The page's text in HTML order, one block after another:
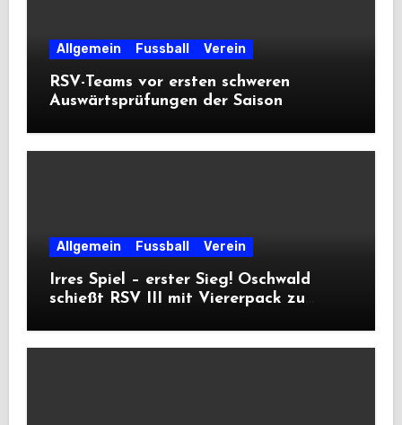
Allgemein Fussball Verein
RSV-Teams vor ersten schweren
Auswärtsprüfungen der Saison
Allgemein Fussball Verein
Irres Spiel – erster Sieg! Oschwald
schießt RSV III mit Viererpack zu